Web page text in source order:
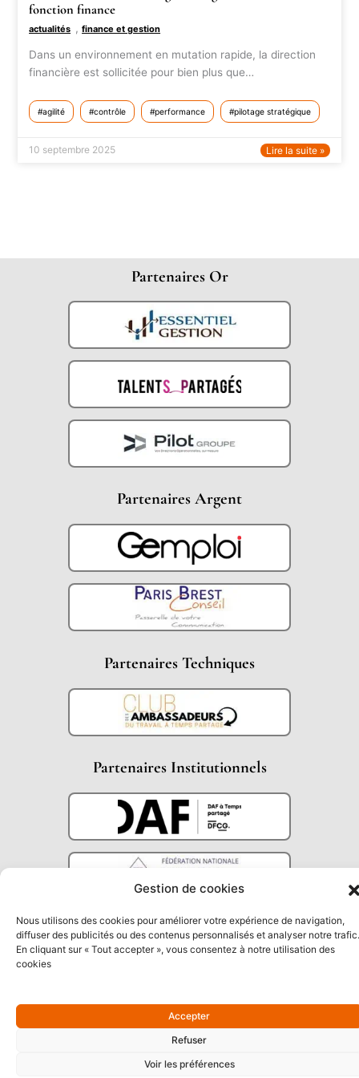
Gestion de cookies
Nous utilisons des cookies pour améliorer votre expérience de navigation,
diffuser des publicités ou des contenus personnalisés et analyser notre trafic.
En cliquant sur « Tout accepter », vous consentez à notre utilisation des
cookies
Accepter
Refuser
Voir les préférences
fonction finance
actualités ,finance et gestion
Dans un environnement en mutation rapide, la direction
financière est sollicitée pour bien plus que…
agilité contrôle performance pilotage stratégique
10 septembre 2025 Lire la suite »
Partenaires Or
Partenaires Argent
Partenaires Techniques
Partenaires Institutionnels